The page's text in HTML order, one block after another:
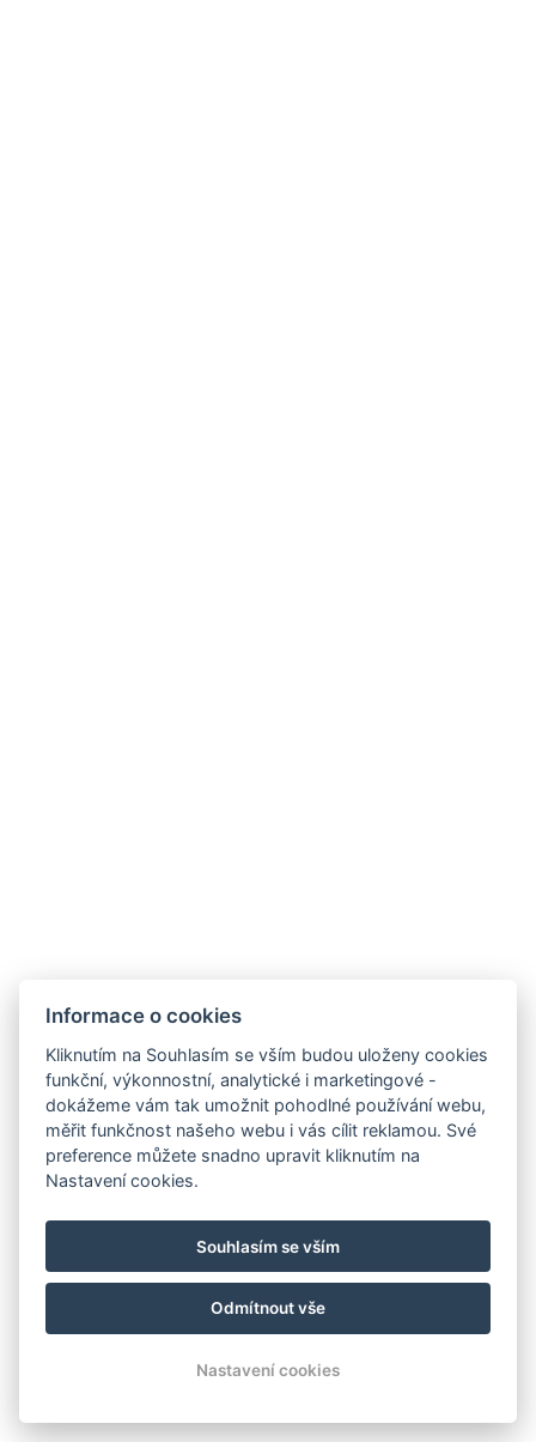
Informace o cookies
Kliknutím na Souhlasím se vším budou uloženy cookies
funkční, výkonnostní, analytické i marketingové -
dokážeme vám tak umožnit pohodlné používání webu,
měřit funkčnost našeho webu i vás cílit reklamou. Své
preference můžete snadno upravit kliknutím na
Nastavení cookies.
Souhlasím se vším
Odmítnout vše
Nastavení cookies